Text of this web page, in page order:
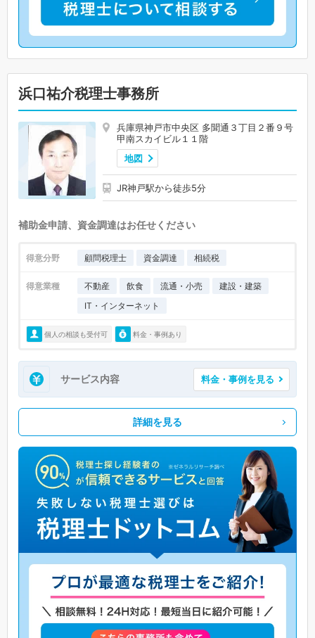
浜口祐介税理士事務所
兵庫県神戸市中央区 多聞通３丁目２番９号
甲南スカイビル１１階
地図
JR神戸駅から徒歩5分
補助金申請、資金調達はお任せください
得意分野 顧問税理士 資金調達 相続税
得意業種 不動産 飲食 流通・小売
建設・建築
IT・インターネット
個人の相談も受付可 料金・事例あり
サービス内容 料金・事例を見る
詳細を見る